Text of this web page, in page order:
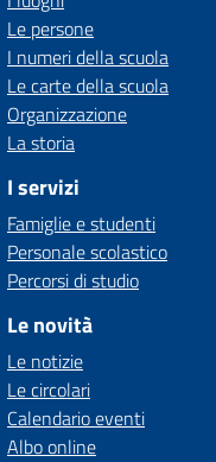
Le persone
I numeri della scuola
Le carte della scuola
Organizzazione
La storia
I servizi
Famiglie e studenti
Personale scolastico
Percorsi di studio
Le novità
Le notizie
Le circolari
Calendario eventi
Albo online